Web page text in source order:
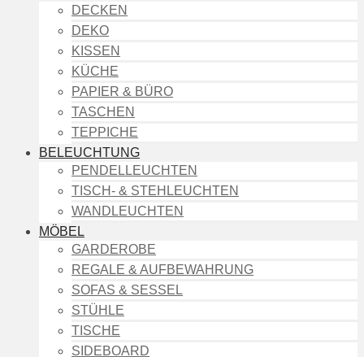
DECKEN
DEKO
KISSEN
KÜCHE
PAPIER & BÜRO
TASCHEN
TEPPICHE
BELEUCHTUNG
PENDELLEUCHTEN
TISCH- & STEHLEUCHTEN
WANDLEUCHTEN
MÖBEL
GARDEROBE
REGALE & AUFBEWAHRUNG
SOFAS & SESSEL
STÜHLE
TISCHE
SIDEBOARD